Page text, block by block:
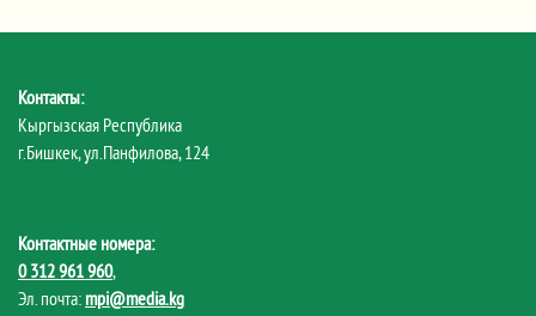
Контакты:
Кыргызская Республика
г.Бишкек, ул.Панфилова, 124
Контактные номера:
0 312 961 960,
Эл. почта: mpi@media.kg